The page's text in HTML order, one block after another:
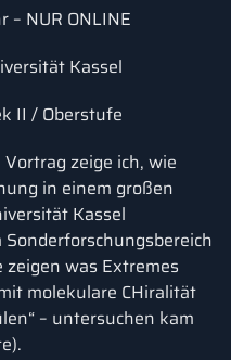
– NUR ONLINE
Kassel
II / Oberstufe
zeige ich, wie
in einem großen
Kassel
zeigen was Extremes
molekulare CHiralität
– untersuchen kam